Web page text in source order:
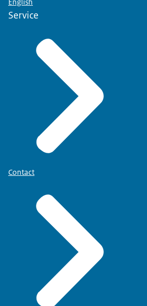
English
Service
Contact